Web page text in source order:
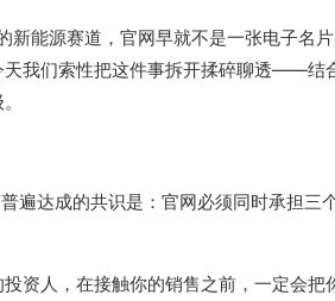
能源赛道，官网早就不是一张电子名
天我们索性把这件事拆开揉碎聊透——结
遍达成的共识是：官网必须同时承担三
资人，在接触你的销售之前，一定会把